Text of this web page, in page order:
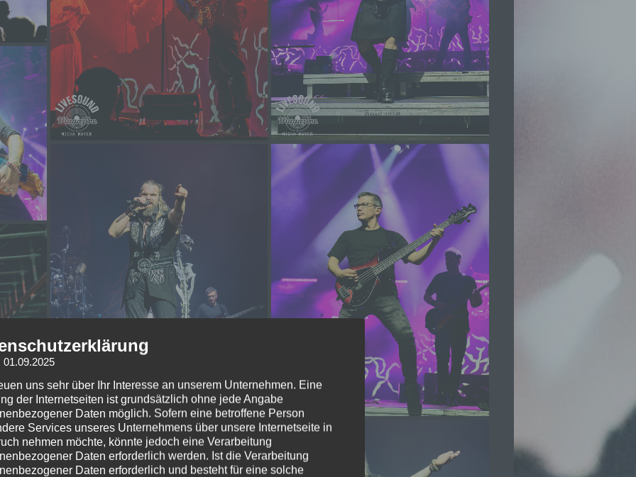
01.09.2025
uns sehr über Ihr Interesse an unserem Unternehmen. Eine
der Internetseiten ist grundsätzlich ohne jede Angabe
Daten möglich. Sofern eine betroffene Person
Services unseres Unternehmens über unsere Internetseite in
nehmen möchte, könnte jedoch eine Verarbeitung
Daten erforderlich werden. Ist die Verarbeitung
Daten erforderlich und besteht für eine solche